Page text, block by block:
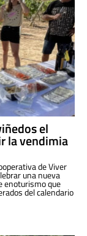
el
la vendimia
de Viver
una nueva
enoturismo que
del calendario